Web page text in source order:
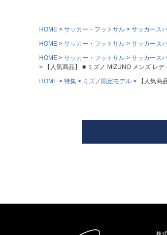
HOME サッカー・フットサル サッカース
HOME
サッカー・フットサル サッカース
HOME
サッカー・フットサル サッカース
【人気商品】 ■ ミズノ MIZUNO メンズ レ
HOME
特集 ミズノ限定モデル 【人気商
株